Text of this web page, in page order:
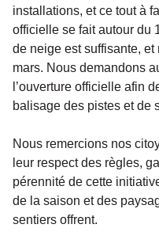
installations, et ce tout à
officielle se fait autour du
de neige est suffisante, et
mars. Nous demandons
l’ouverture officielle afin
balisage des pistes et de
Nous remercions nos
leur respect des règles,
pérennité de cette
de la saison et des
sentiers offrent.